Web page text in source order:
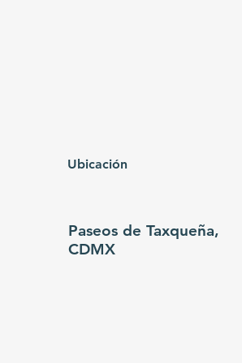
Ubicación
Paseos de Taxqueña,
CDMX